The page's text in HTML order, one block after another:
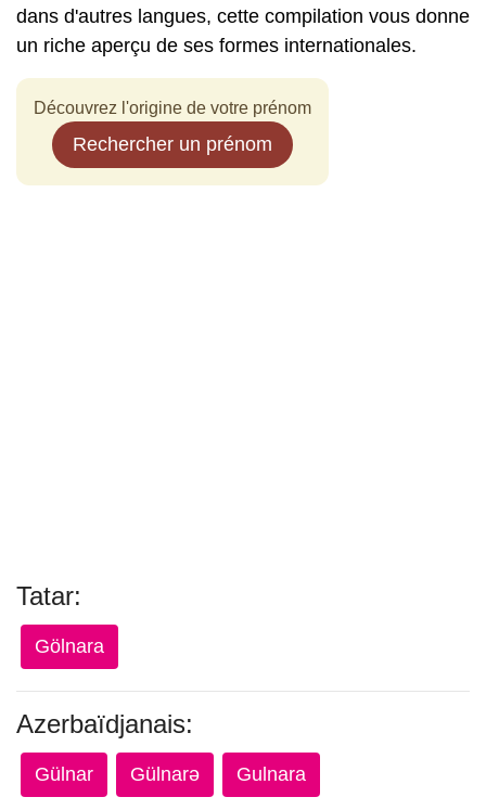
dans d'autres langues, cette compilation vous donne
un riche aperçu de ses formes internationales.
Découvrez l'origine de votre prénom
Rechercher un prénom
Tatar:
Gölnara
Azerbaïdjanais:
Gülnar Gülnarə Gulnara